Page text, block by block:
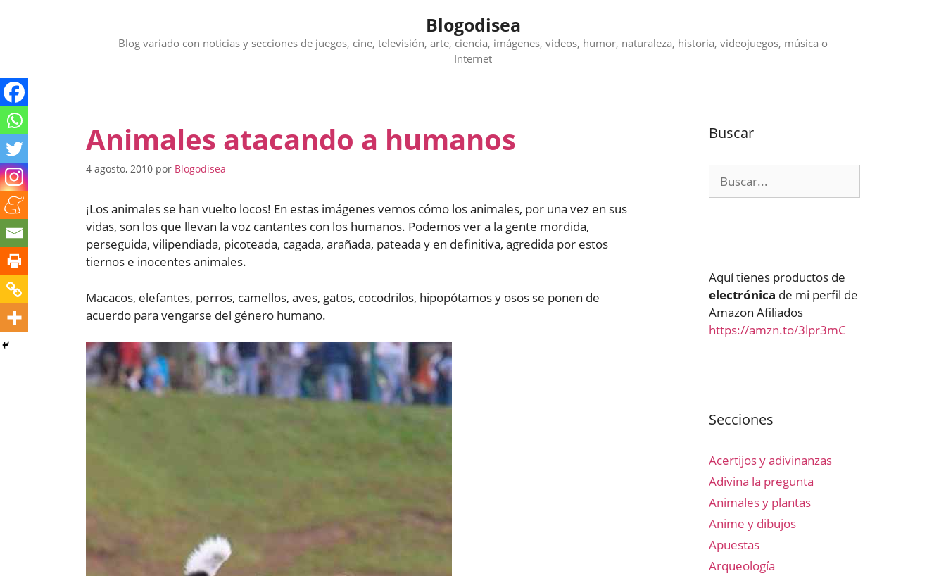
Blogodisea
Blog variado con noticias y secciones de juegos, cine, televisión, arte, ciencia, imágenes, videos, humor, naturaleza, historia, videojuegos, música o
Internet
Animales atacando a humanos
4 agosto, 2010 por Blogodisea
¡Los animales se han vuelto locos! En estas imágenes vemos cómo los animales, por una vez en sus
vidas, son los que llevan la voz cantantes con los humanos. Podemos ver a la gente mordida,
perseguida, vilipendiada, picoteada, cagada, arañada, pateada y en definitiva, agredida por estos
tiernos e inocentes animales.
Macacos, elefantes, perros, camellos, aves, gatos, cocodrilos, hipopótamos y osos se ponen de
acuerdo para vengarse del género humano.
Buscar
Aquí tienes productos de
electrónica de mi perfil de
Amazon Afiliados
https://amzn.to/3lpr3mC
Secciones
Acertijos y adivinanzas
Adivina la pregunta
Animales y plantas
Anime y dibujos
Apuestas
Arqueología